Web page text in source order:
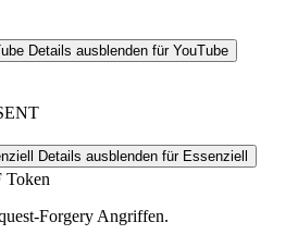
Details ausblenden für YouTube
Details ausblenden für Essenziell
Token
Forgery Angriffen.